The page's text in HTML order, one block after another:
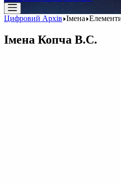
Цифровий Архів Імена
Імена Копча В.С.